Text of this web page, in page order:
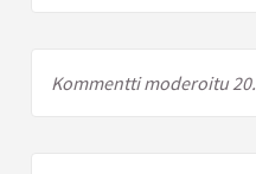
Kommentti moderoitu